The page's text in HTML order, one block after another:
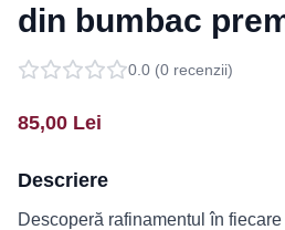
din bumbac
0.0 (0 recenzii)
85,00 Lei
Descriere
Descoperă rafinamentul în